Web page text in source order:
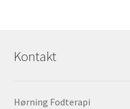
Kontakt
Hørning Fodterapi